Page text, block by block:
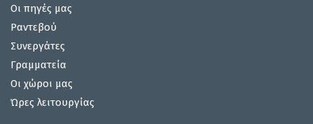
Οι πηγές μας
Ραντεβού
Συνεργάτες
Γραμματεία
Οι χώροι μας
Ώρες λειτουργίας